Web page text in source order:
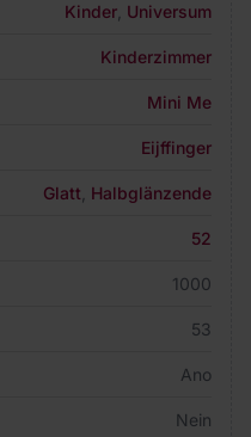
Kinder Universum
Kinderzimmer
Mini Me
Eijffinger
Glatt Halbglänzende
52
1000
53
Ano
Nein